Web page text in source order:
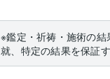
※鑑定・祈祷・施術の
就、特定の結果を保証